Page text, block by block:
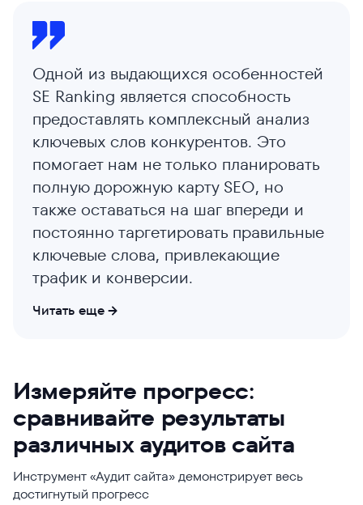
Одной из выдающихся особенностей
SE Ranking является способность
предоставлять комплексный анализ
ключевых слов конкурентов. Это
помогает нам не только планировать
полную дорожную карту SEO, но
также оставаться на шаг впереди и
постоянно таргетировать правильные
ключевые слова, привлекающие
трафик и конверсии.
Читать еще
Исполнительный директор
Название компании
Mr Digital
Вид бизнеса
Васкез
Основатель
Название компании
Вид бизнеса
Измеряйте прогресс:
сравнивайте результаты
различных аудитов сайта
Инструмент «Аудит сайта» демонстрирует весь
достигнутый прогресс